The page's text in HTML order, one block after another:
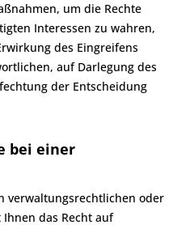
um die Rechte
Interessen zu wahren,
des Eingreifens
auf Darlegung des
der Entscheidung
bei einer
verwaltungsrechtlichen oder
das Recht auf